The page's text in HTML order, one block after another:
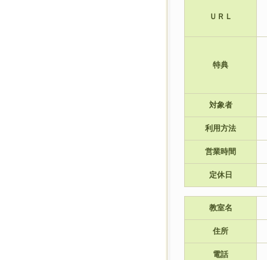
ＵＲＬ
特典
対象者
利用方法
営業時間
定休日
教室名
住所
電話